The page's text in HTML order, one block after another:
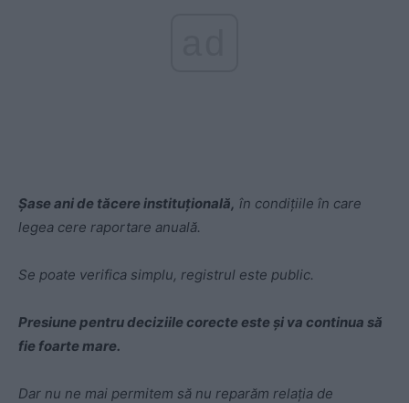
Șase ani de tăcere instituțională, în condițiile în care
legea cere raportare anuală.
Se poate verifica simplu, registrul este public.
Presiune pentru deciziile corecte este și va continua să
fie foarte mare.
Dar nu ne mai permitem să nu reparăm relația de